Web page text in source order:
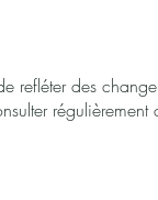
des
régulièrement